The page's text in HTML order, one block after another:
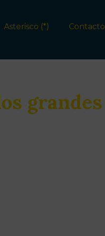
Asterisco (*) Contacto
grandes